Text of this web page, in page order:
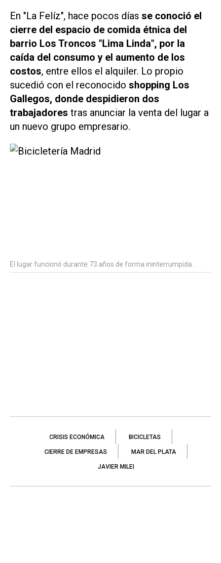
En "La Felíz", hace pocos días se conoció el
cierre del espacio de comida étnica del
barrio Los Troncos "Lima Linda", por la
caída del consumo y el aumento de los
costos, entre ellos el alquiler. Lo propio
sucedió con el reconocido shopping Los
Gallegos, donde despidieron dos
trabajadores tras anunciar la venta del lugar a
un nuevo grupo empresario.
El lugar funcionó durante 73 años de forma ininterrumpida.
CRISIS ECONÓMICA BICICLETAS
CIERRE DE EMPRESAS MAR DEL PLATA
JAVIER MILEI